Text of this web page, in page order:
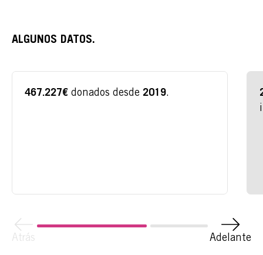
ALGUNOS DATOS.
467.227€ donados desde 2019.
Atrás Adelante